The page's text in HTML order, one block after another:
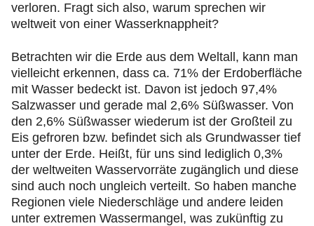
verloren. Fragt sich also, warum sprechen wir
weltweit von einer Wasserknappheit?
Betrachten wir die Erde aus dem Weltall, kann man
vielleicht erkennen, dass ca. 71% der Erdoberfläche
mit Wasser bedeckt ist. Davon ist jedoch 97,4%
Salzwasser und gerade mal 2,6% Süßwasser. Von
den 2,6% Süßwasser wiederum ist der Großteil zu
Eis gefroren bzw. befindet sich als Grundwasser tief
unter der Erde. Heißt, für uns sind lediglich 0,3%
der weltweiten Wasservorräte zugänglich und diese
sind auch noch ungleich verteilt. So haben manche
Regionen viele Niederschläge und andere leiden
unter extremen Wassermangel, was zukünftig zu